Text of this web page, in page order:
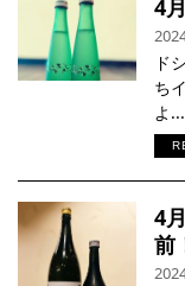
4
ド
ち
よ...
4
前